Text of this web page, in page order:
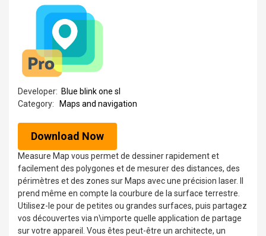
Developer: Blue blink one sl
Category:
Maps and navigation
Download Now
Measure Map vous permet de dessiner rapidement et
facilement des polygones et de mesurer des distances, des
périmètres et des zones sur Maps avec une précision laser. Il
prend même en compte la courbure de la surface terrestre.
Utilisez-le pour de petites ou grandes surfaces, puis partagez
vos découvertes via n\importe quelle application de partage
sur votre appareil. Vous êtes peut-être un architecte, un